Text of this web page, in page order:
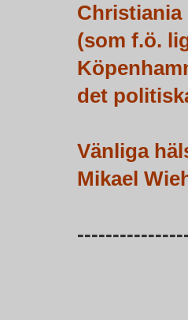
Christiania
(som f.ö.
det
Vänliga
Mikael